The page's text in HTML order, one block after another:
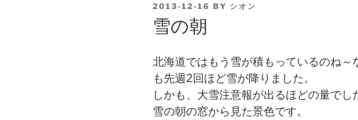
POSTED
ON
2013-12-16 BY シオン
雪の朝
北海道ではもう雪が積もっているのね
も先週2回ほど雪が降りました。
しかも、大雪注意報が出るほどの量でし
雪の朝の窓から見た景色です。